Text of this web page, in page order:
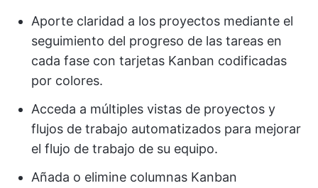
Aporte claridad a los proyectos mediante el
seguimiento del progreso de las tareas en
cada fase con tarjetas Kanban codificadas
por colores.
Acceda a múltiples vistas de proyectos y
flujos de trabajo automatizados para mejorar
el flujo de trabajo de su equipo.
Añada o elimine columnas Kanban